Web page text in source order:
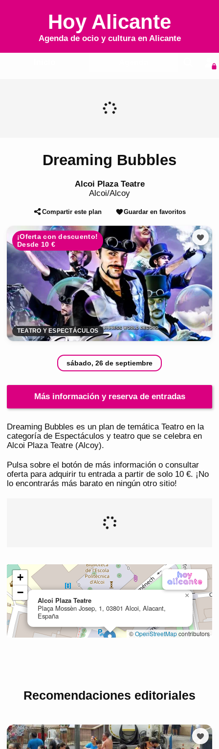
Hoy Alicante
Agenda de ocio y cultura en Alicante
Dreaming Bubbles
Alcoi Plaza Teatre
Alcoi/Alcoy
Compartir este plan Guardar en favoritos
¡Oferta con descuento!
Desde 10 €
TEATRO Y ESPECTÁCULOS
sábado, 26 de septiembre
Más información y reserva de entradas
Dreaming Bubbles es un plan de temática Teatro en la
categoría de Espectáculos y teatro que se celebra en
Alcoi Plaza Teatre (Alcoy).
Pulsa sobre el botón de más información o consultar
oferta para adquirir tu entrada a partir de solo 10 €. ¡No
lo encontrarás más barato en ningún otro sitio!
Recomendaciones editoriales